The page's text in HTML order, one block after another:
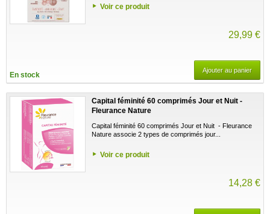
Voir ce produit
29,99 €
En stock
Ajouter au panier
Capital féminité 60 comprimés Jour et Nuit -
Fleurance Nature
Capital féminité 60 comprimés Jour et Nuit - Fleurance
Nature associe 2 types de comprimés jour...
Voir ce produit
14,28 €